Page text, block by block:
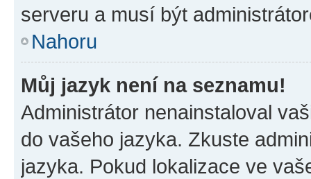
serveru a musí být
Nahoru
Můj jazyk není na seznamu!
Administrátor nenainstaloval
do vašeho jazyka. Zkuste
jazyka. Pokud lokalizace ve